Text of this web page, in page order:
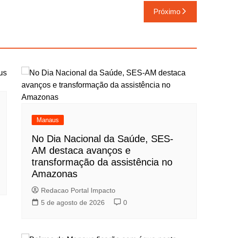
Próximo
Manaus
No Dia Nacional da Saúde, SES-
AM destaca avanços e
transformação da assistência no
Amazonas
Redacao Portal Impacto
5 de agosto de 2026
0